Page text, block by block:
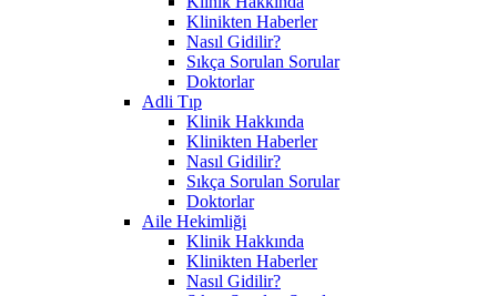
Klinikten Haberler
Nasıl Gidilir?
Sıkça Sorulan Sorular
Doktorlar
Adli Tıp
Klinik Hakkında
Klinikten Haberler
Nasıl Gidilir?
Sıkça Sorulan Sorular
Doktorlar
Aile Hekimliği
Klinik Hakkında
Klinikten Haberler
Nasıl Gidilir?